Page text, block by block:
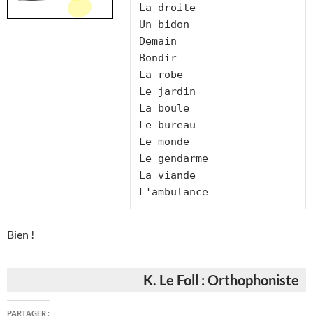
La droite
Un bidon
Demain
Bondir
La robe
Le jardin
La boule
Le bureau
Le monde
Le gendarme
La viande
L'ambulance
Bien !
K. Le Foll : Orthophoniste
PARTAGER :